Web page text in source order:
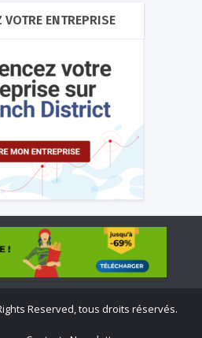
VOTRE ENTREPRISE
Reserved, tous droits réservés.